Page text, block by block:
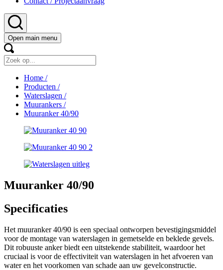
Open main menu
Home /
Producten /
Waterslagen /
Muurankers /
Muuranker 40/90
Muuranker 40/90
Specificaties
Het muuranker 40/90 is een speciaal ontworpen bevestigingsmiddel
voor de montage van waterslagen in gemetselde en beklede gevels.
Dit robuuste anker biedt een uitstekende stabiliteit, waardoor het
cruciaal is voor de effectiviteit van waterslagen in het afvoeren van
water en het voorkomen van schade aan uw gevelconstructie.